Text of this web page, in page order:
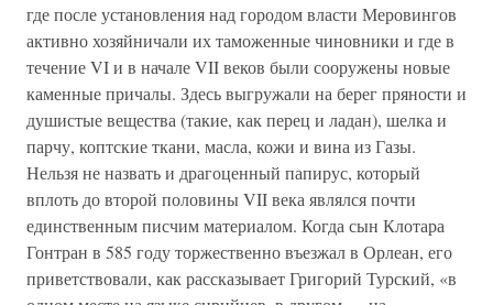
где после установления над городом власти Меровингов
активно хозяйничали их таможенные чиновники и где в
течение VI и в начале VII веков были сооружены новые
каменные причалы. Здесь выгружали на берег пряности и
душистые вещества (такие, как перец и ладан), шелка и
парчу, коптские ткани, масла, кожи и вина из Газы.
Нельзя не назвать и драгоценный папирус, который
вплоть до второй половины VII века являлся почти
единственным писчим материалом. Когда сын Клотара
Гонтран в 585 году торжественно въезжал в Орлеан, его
приветствовали, как рассказывает Григорий Турский, «в